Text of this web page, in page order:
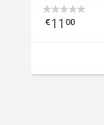
€11 00